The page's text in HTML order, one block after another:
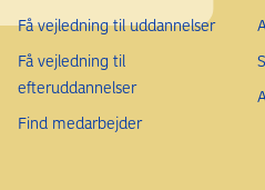
Få vejledning til uddannelser
Få vejledning til
efteruddannelser
Find medarbejder